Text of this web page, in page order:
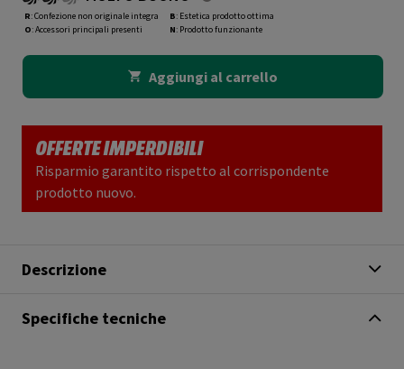
R: Confezione non originale integra
O: Accessori principali presenti
B: Estetica prodotto ottima
N: Prodotto funzionante
Aggiungi al carrello
OFFERTE IMPERDIBILI
Risparmio garantito rispetto al corrispondente
prodotto nuovo.
Descrizione
Specifiche tecniche